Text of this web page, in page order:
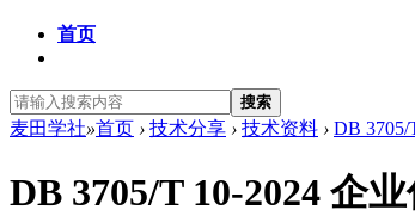
首页
搜索
麦田学社»首页 › 技术分享 › 技术资料 › DB 3705/
DB 3705/T 10-2024 企